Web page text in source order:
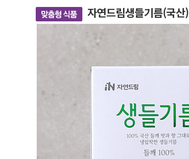
자연드림생들기름(국산)